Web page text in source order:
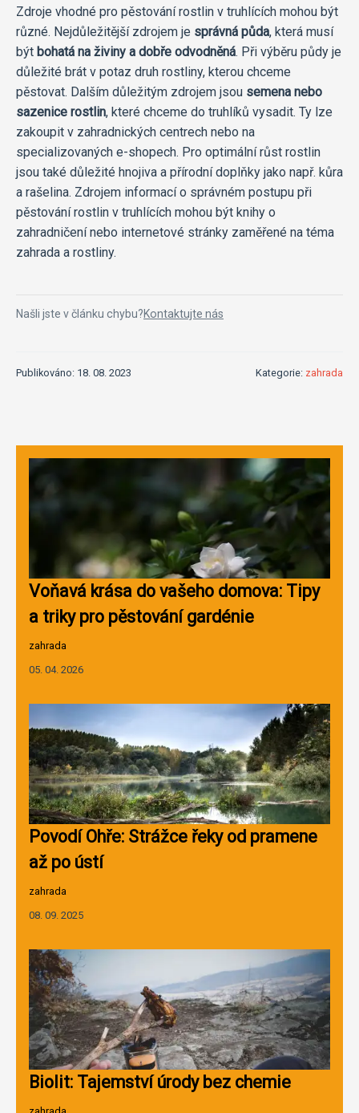
Zdroje vhodné pro pěstování rostlin v truhlících mohou být
různé. Nejdůležitější zdrojem je správná půda, která musí
být bohatá na živiny a dobře odvodněná. Při výběru půdy je
důležité brát v potaz druh rostliny, kterou chceme
pěstovat. Dalším důležitým zdrojem jsou semena nebo
sazenice rostlin, které chceme do truhlíků vysadit. Ty lze
zakoupit v zahradnických centrech nebo na
specializovaných e-shopech. Pro optimální růst rostlin
jsou také důležité hnojiva a přírodní doplňky jako např. kůra
a rašelina. Zdrojem informací o správném postupu při
pěstování rostlin v truhlících mohou být knihy o
zahradničení nebo internetové stránky zaměřené na téma
zahrada a rostliny.
Našli jste v článku chybu?Kontaktujte nás
Publikováno: 18. 08. 2023 Kategorie: zahrada
Voňavá krása do vašeho domova: Tipy
a triky pro pěstování gardénie
zahrada
05. 04. 2026
Povodí Ohře: Strážce řeky od pramene
až po ústí
zahrada
08. 09. 2025
Biolit: Tajemství úrody bez chemie